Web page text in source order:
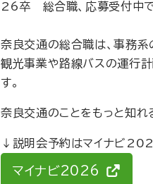
26卒 総合職、応募受付中で
奈良交通の総合職は、事務系
観光事業や路線バスの運行
す。
奈良交通のことをもっと知れ
↓説明会予約はマイナビ
マイナビ2026